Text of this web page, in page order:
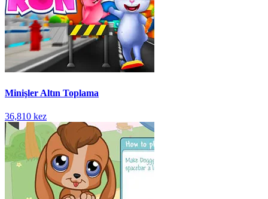
Minişler Altın Toplama
36,810 kez